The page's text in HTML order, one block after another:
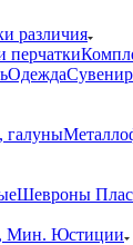
различия
перчатки
Одежда
галуны
Шевроны
Мин. Юстиции